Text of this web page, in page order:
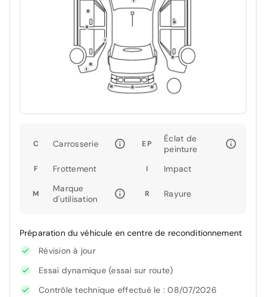
C Carrosserie EP
Éclat de
peinture
F Frottement I Impact
M
Marque
d'utilisation
R Rayure
Préparation du véhicule en centre de reconditionnement
Révision à jour
Essai dynamique (essai sur route)
Contrôle technique effectué le : 08/07/2026